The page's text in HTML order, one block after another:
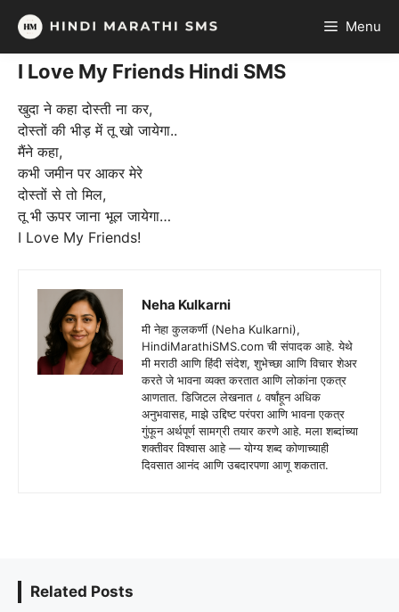
Skip
content
Menu
I Love My Friends Hindi SMS
खुदा ने कहा दोस्ती ना कर,
दोस्तों की भीड़ में तू खो जायेगा..
मैंने कहा,
कभी जमीन पर आकर मेरे
दोस्तों से तो मिल,
तू भी ऊपर जाना भूल जायेगा…
I Love My Friends!
Neha Kulkarni
मी नेहा कुलकर्णी (Neha Kulkarni),
HindiMarathiSMS.com ची संपादक आहे. येथे
मी मराठी आणि हिंदी संदेश, शुभेच्छा आणि विचार शेअर
करते जे भावना व्यक्त करतात आणि लोकांना एकत्र
आणतात. डिजिटल लेखनात ८ वर्षांहून अधिक
अनुभवासह, माझे उद्दिष्ट परंपरा आणि भावना एकत्र
गुंफून अर्थपूर्ण सामग्री तयार करणे आहे. मला शब्दांच्या
शक्तीवर विश्वास आहे — योग्य शब्द कोणाच्याही
दिवसात आनंद आणि उबदारपणा आणू शकतात.
Related Posts